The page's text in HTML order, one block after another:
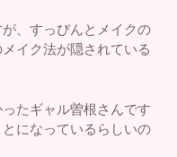
、すっぴんとメイクの
イク法が隠されている
たギャル曽根さんです
になっているらしいの